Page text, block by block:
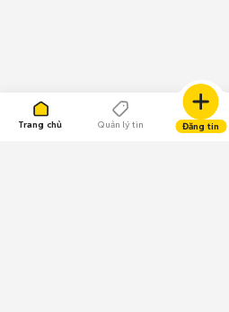
Trang chủ Quản lý tin Đăng tin